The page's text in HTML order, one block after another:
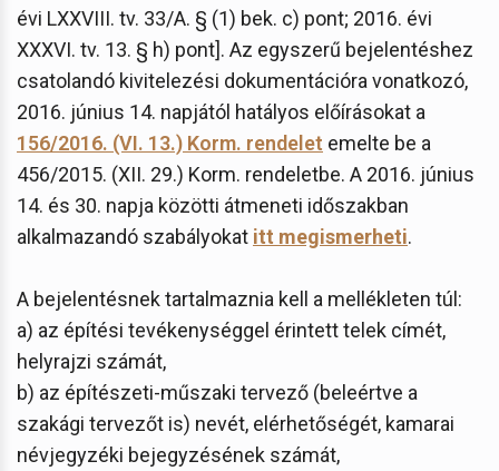
évi LXXVIII. tv. 33/A. § (1) bek. c) pont; 2016. évi
XXXVI. tv. 13. § h) pont]. Az egyszerű bejelentéshez
csatolandó kivitelezési dokumentációra vonatkozó,
2016. június 14. napjától hatályos előírásokat a
156/2016. (VI. 13.) Korm. rendelet emelte be a
456/2015. (XII. 29.) Korm. rendeletbe. A 2016. június
14. és 30. napja közötti átmeneti időszakban
alkalmazandó szabályokat itt megismerheti.
A bejelentésnek tartalmaznia kell a mellékleten túl:
a) az építési tevékenységgel érintett telek címét,
helyrajzi számát,
b) az építészeti-műszaki tervező (beleértve a
szakági tervezőt is) nevét, elérhetőségét, kamarai
névjegyzéki bejegyzésének számát,